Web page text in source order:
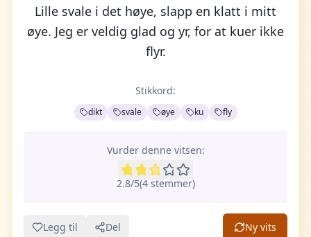
Lille svale i det høye, slapp en klatt i mitt
øye. Jeg er veldig glad og yr, for at kuer ikke
flyr.
Stikkord:
dikt svale øye ku fly
Vurder denne vitsen:
2.8/5(4stemmer)
Legg til Del Ny vits